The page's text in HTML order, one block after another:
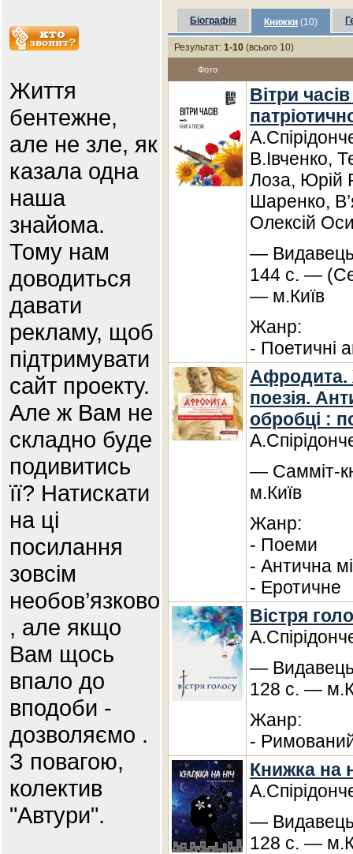
Життя
бентежне,
але не зле, як
казала одна
наша
знайома.
Тому нам
доводиться
давати
рекламу, щоб
підтримувати
сайт проекту.
Але ж Вам не
складно буде
подивитись
її? Натискати
на ці
посилання
зовсім
необов’язково
, але якщо
Вам щось
впало до
вподоби -
дозволяємо .
З повагою,
колектив
"Автури".
Біографія Книжки (10)
Результат: 1-10 (всього 10)
Фото
Вітри
В.Івченко,
Лоза, Юрій
Шаренко,
Олексій
—
144 с. —
— м.Київ
Жанр:
- Поетичні
Афродита.
поезія.
обробці :
— Самміт-
м.Київ
Жанр:
- Поеми
- Антична
- Еротичне
Вістря
—
128 с. —
Жанр:
-
Книжка на
—
128 с. —